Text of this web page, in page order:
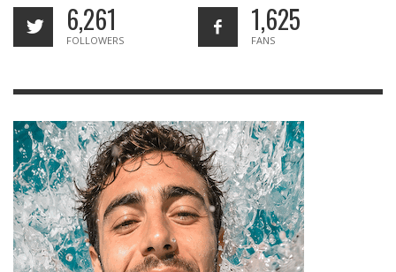
6,261
FOLLOWERS
1,625
FANS